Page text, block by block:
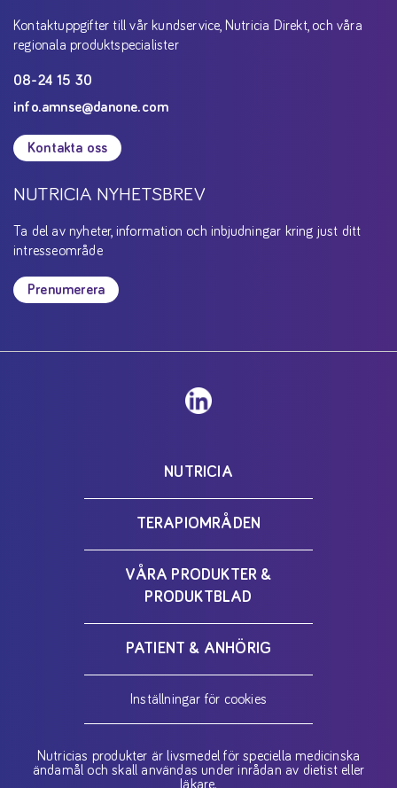
Kontaktuppgifter till vår kundservice, Nutricia Direkt, och våra
regionala produktspecialister
08-24 15 30
info.amnse@danone.com
Kontakta oss
NUTRICIA NYHETSBREV
Ta del av nyheter, information och inbjudningar kring just ditt
intresseområde
Prenumerera
NUTRICIA
TERAPIOMRÅDEN
VÅRA PRODUKTER &
PRODUKTBLAD
PATIENT & ANHÖRIG
Inställningar för cookies
Nutricias produkter är livsmedel för speciella medicinska
ändamål och skall användas under inrådan av dietist eller
läkare.